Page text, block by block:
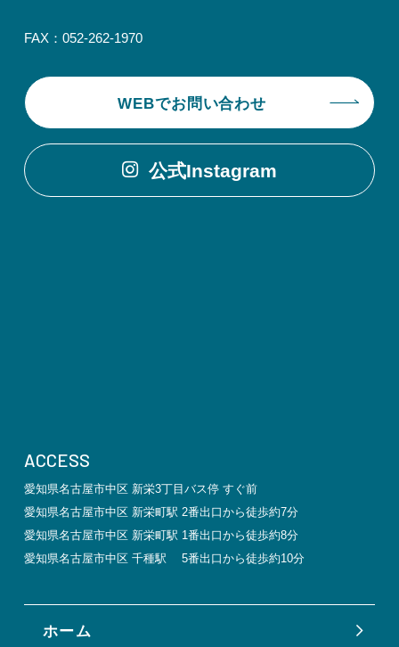
FAX：052-262-1970
WEBでお問い合わせ
公式Instagram
ホーム
ACCESS
愛知県名古屋市中区 新栄3丁目バス停 すぐ前
愛知県名古屋市中区 新栄町駅 2番出口から徒歩約7分
愛知県名古屋市中区 新栄町駅 1番出口から徒歩約8分
愛知県名古屋市中区 千種駅 5番出口から徒歩約10分